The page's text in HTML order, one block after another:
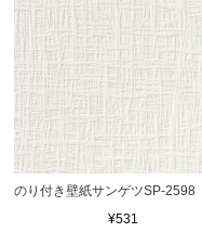
のり付き壁紙サンゲツSP-2598
¥531